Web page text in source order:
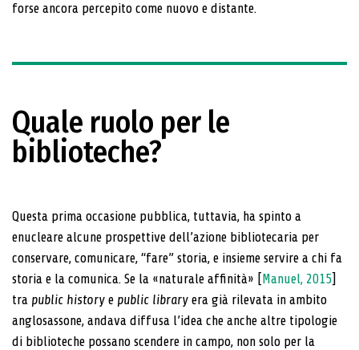
forse ancora percepito come nuovo e distante.
Quale ruolo per le
biblioteche?
Questa prima occasione pubblica, tuttavia, ha spinto a
enucleare alcune prospettive dell’azione bibliotecaria per
conservare, comunicare, “fare” storia, e insieme servire a chi fa
storia e la comunica. Se la «naturale affinità» [Manuel, 2015]
tra public history e public library era già rilevata in ambito
anglosassone, andava diffusa l’idea che anche altre tipologie
di biblioteche possano scendere in campo, non solo per la